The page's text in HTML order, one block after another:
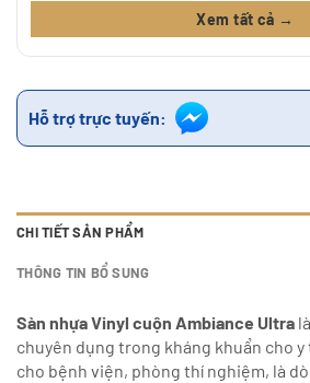
Xem tất cả →
Hỗ trợ trực tuyến:
CHI TIẾT SẢN PHẨM
THÔNG TIN BỔ SUNG
Sàn nhựa Vinyl cuộn Ambiance Ultra
chuyên dụng trong kháng khuẩn cho
cho bệnh viện, phòng thí nghiệm, là